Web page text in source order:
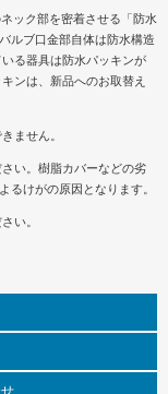
ック部を密着させる「防水
ルブ口金部自体は防水構造
る器具は防水パッキンが
ンは、新品へのお取替え
ません。
い。樹脂カバーなどの劣
るけがの原因となります。
い。